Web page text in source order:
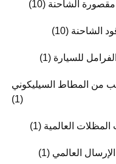
الشاحنة (10)
الشاحنة (10)
للسيارة (1)
من المطاط السيليكوني
(1)
العالمية (1)
العالمي (1)